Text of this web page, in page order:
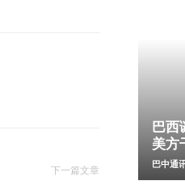
下一篇文章
巴西
美方
巴中通